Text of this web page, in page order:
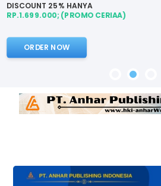
DISCOUNT 25% HANYA
RP.1.699.000; (PROMO CERIAA)
ORDER NOW